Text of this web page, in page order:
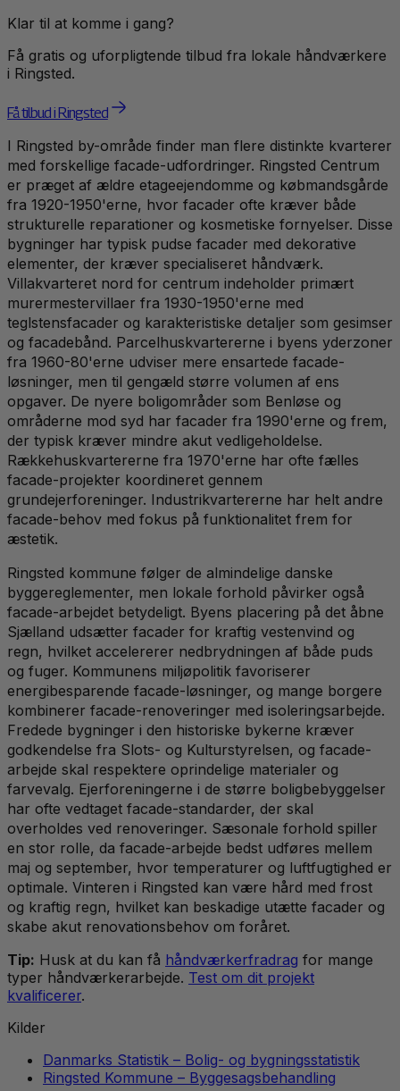
Klar til at komme i gang?
Få gratis og uforpligtende tilbud fra lokale håndværkere
i Ringsted.
Få tilbud i Ringsted
I Ringsted by-område finder man flere distinkte kvarterer
med forskellige facade-udfordringer. Ringsted Centrum
er præget af ældre etageejendomme og købmandsgårde
fra 1920-1950'erne, hvor facader ofte kræver både
strukturelle reparationer og kosmetiske fornyelser. Disse
bygninger har typisk pudse facader med dekorative
elementer, der kræver specialiseret håndværk.
Villakvarteret nord for centrum indeholder primært
murermestervillaer fra 1930-1950'erne med
teglstensfacader og karakteristiske detaljer som gesimser
og facadebånd. Parcelhuskvartererne i byens yderzoner
fra 1960-80'erne udviser mere ensartede facade-
løsninger, men til gengæld større volumen af ens
opgaver. De nyere boligområder som Benløse og
områderne mod syd har facader fra 1990'erne og frem,
der typisk kræver mindre akut vedligeholdelse.
Rækkehuskvartererne fra 1970'erne har ofte fælles
facade-projekter koordineret gennem
grundejerforeninger. Industrikvartererne har helt andre
facade-behov med fokus på funktionalitet frem for
æstetik.
Ringsted kommune følger de almindelige danske
byggereglementer, men lokale forhold påvirker også
facade-arbejdet betydeligt. Byens placering på det åbne
Sjælland udsætter facader for kraftig vestenvind og
regn, hvilket accelererer nedbrydningen af både puds
og fuger. Kommunens miljøpolitik favoriserer
energibesparende facade-løsninger, og mange borgere
kombinerer facade-renoveringer med isoleringsarbejde.
Fredede bygninger i den historiske bykerne kræver
godkendelse fra Slots- og Kulturstyrelsen, og facade-
arbejde skal respektere oprindelige materialer og
farvevalg. Ejerforeningerne i de større boligbebyggelser
har ofte vedtaget facade-standarder, der skal
overholdes ved renoveringer. Sæsonale forhold spiller
en stor rolle, da facade-arbejde bedst udføres mellem
maj og september, hvor temperaturer og luftfugtighed er
optimale. Vinteren i Ringsted kan være hård med frost
og kraftig regn, hvilket kan beskadige utætte facader og
skabe akut renovationsbehov om foråret.
Tip: Husk at du kan få håndværkerfradrag for mange
typer håndværkerarbejde. Test om dit projekt
kvalificerer.
Kilder
Danmarks Statistik – Bolig- og bygningsstatistik
Ringsted Kommune – Byggesagsbehandling